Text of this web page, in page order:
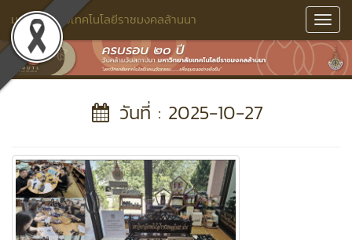
มหาวิทยาลัยเทคโนโลยีราชมงคลล้านนา
วันที่ : 2025-10-27